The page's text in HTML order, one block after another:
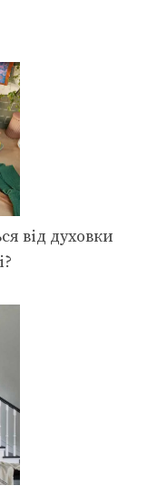
від духовки